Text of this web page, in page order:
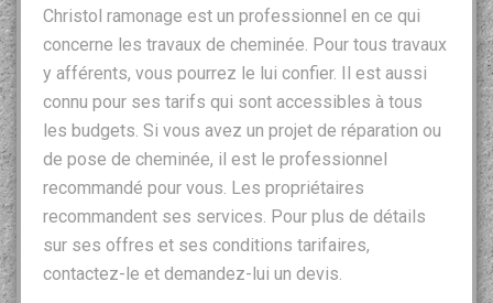
Christol ramonage est un professionnel en ce qui
concerne les travaux de cheminée. Pour tous travaux
y afférents, vous pourrez le lui confier. Il est aussi
connu pour ses tarifs qui sont accessibles à tous
les budgets. Si vous avez un projet de réparation ou
de pose de cheminée, il est le professionnel
recommandé pour vous. Les propriétaires
recommandent ses services. Pour plus de détails
sur ses offres et ses conditions tarifaires,
contactez-le et demandez-lui un devis.